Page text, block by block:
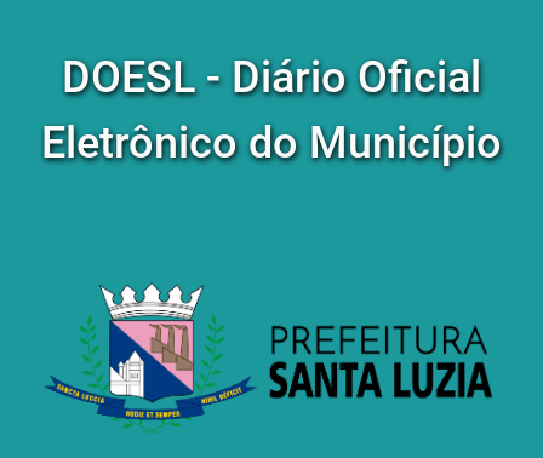
DOESL - Diário Oficial
Eletrônico do Município